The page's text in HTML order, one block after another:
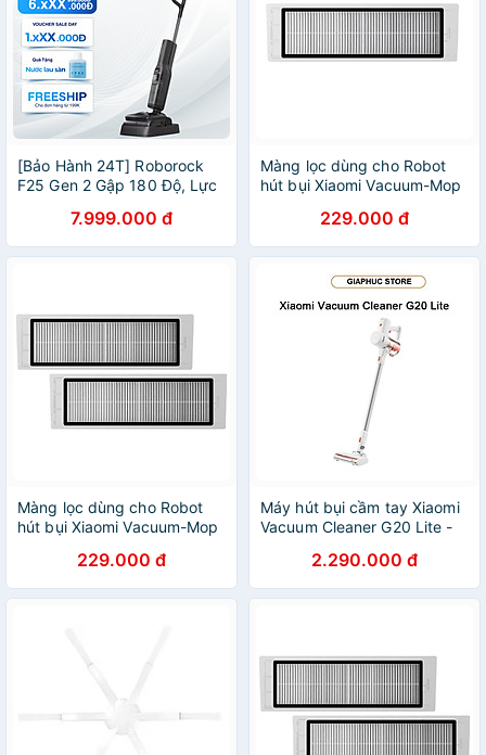
[Bảo Hành 24T] Roborock
F25 Gen 2 Gập 180 Độ, Lực
Nhà - Chính Hãng
7.999.000 đ
Màng lọc dùng cho Robot
hút bụi Xiaomi Vacuum-Mop
229.000 đ
Màng lọc dùng cho Robot
hút bụi Xiaomi Vacuum-Mop
229.000 đ
Máy hút bụi cầm tay Xiaomi
Vacuum Cleaner G20 Lite -
2.290.000 đ